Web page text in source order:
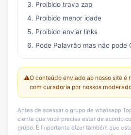
Proibido trava zap
Proibido menor idade
Proibido enviar links
Pode Palavrão mas não pode
⚠️O conteúdo enviado ao nosso site é
com curadoria por nossos
Antes de acessar o grupo de whatsapp
ciente que você precisa estar de acordo
grupo. É importante dizer também que